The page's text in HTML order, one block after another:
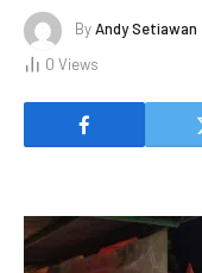
ByAndy Setiawan
0 Views